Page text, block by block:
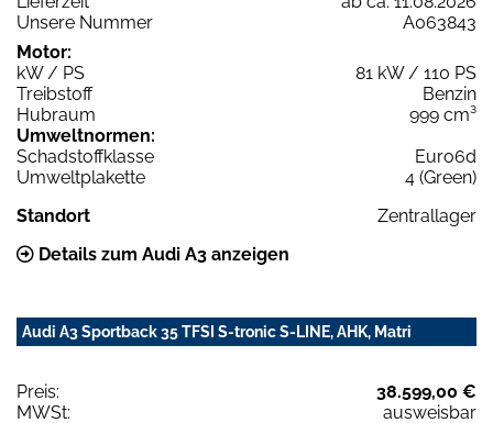
Unsere Nummer
A063843
Motor:
kW / PS
81 kW / 110 PS
Treibstoff
Benzin
Hubraum
999 cm³
Umweltnormen:
Schadstoffklasse
Euro6d
Umweltplakette
4 (Green)
Standort
Zentrallager
Details zum Audi A3 anzeigen
Audi A3 Sportback 35 TFSI S-tronic S-LINE, AHK, Matri
Preis:
38.599,00 €
MWSt:
ausweisbar